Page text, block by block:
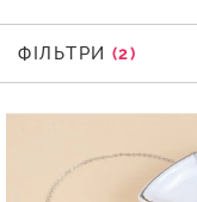
ФІЛЬТРИ
ФІЛЬТРИ